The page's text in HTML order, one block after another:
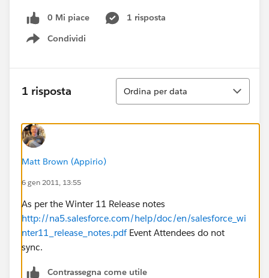
0 Mi piace
1 risposta
Condividi
Show menu
1 risposta
Ordina
Ordina per data
Matt Brown (Appirio)
6 gen 2011, 13:55
As per the Winter 11 Release notes
http://na5.salesforce.com/help/doc/en/salesforce_wi
nter11_release_notes.pdfEvent Attendees do not
sync.
Contrassegna come utile